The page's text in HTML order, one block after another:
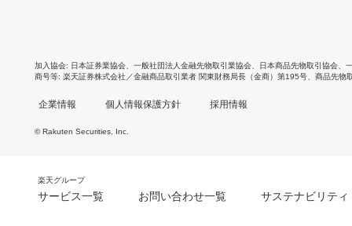
加入協会 日本証券業協会 一般社団法人金融先物取引業協会 日本商品先物取引協会
商号等 楽天証券株式会社／金融商品取引業者 関東財務局長（金商）第195号、商品先物
企業情報 個人情報保護方針 採用情報
© Rakuten Securities, Inc.
楽天グループ
サービス一覧 お問い合わせ一覧 サステナビリティ